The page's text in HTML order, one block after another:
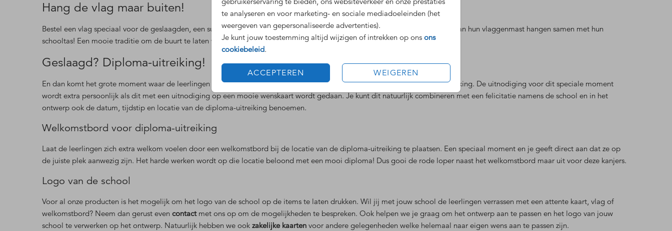
te analyseren en voor marketing- en sociale mediadoeleinden (het
weergeven van gepersonaliseerde advertenties).
Je kunt jouw toestemming altijd wijzigen of intrekken op ons ons
cookiebeleid.
ACCEPTEREN WEIGEREN
Hang de vlag maar buiten!
Bestel een vlag speciaal voor de geslaagden, een superleuk aandenken aan de school en de leerlingen kunnen deze vol trots aan hun vlaggenmast hangen samen met hun
schooltas! Een mooie traditie om de buurt te laten weten dat je geslaagd bent voor het eindexamen.
Geslaagd? Diploma-uitreiking!
En dan komt het grote moment waar de leerlingen lang op hebben gewacht na de vele jaren hard studeren: de diploma-uitreiking. De uitnodiging voor dit speciale moment
wordt extra persoonlijk als dit met een uitnodiging op een mooie wenskaart wordt gedaan. Je kunt dit natuurlijk combineren met een felicitatie namens de school en in het
ontwerp ook de datum, tijdstip en locatie van de diploma-uitreiking benoemen.
Welkomstbord voor diploma-uitreiking
Laat de leerlingen zich extra welkom voelen door een welkomstbord bij de locatie van de diploma-uitreiking te plaatsen. Een speciaal moment en je geeft direct aan dat ze op
de juiste plek aanwezig zijn. Het harde werken wordt op die locatie beloond met een mooi diploma! Dus gooi de rode loper naast het welkomstbord maar uit voor deze kanjers.
Logo van de school
Voor al onze producten is het mogelijk om het logo van de school op de items te laten drukken. Wil jij met jouw school de leerlingen verrassen met een attente kaart, vlag of
welkomstbord? Neem dan gerust even contactmet ons op om de mogelijkheden te bespreken. Ook helpen we je graag om het ontwerp aan te passen en het logo van jouw
school te verwerken op het ontwerp. Natuurlijk hebben we ook zakelijke kaarten voor andere gelegenheden welke helemaal naar eigen wens aan te passen zijn.